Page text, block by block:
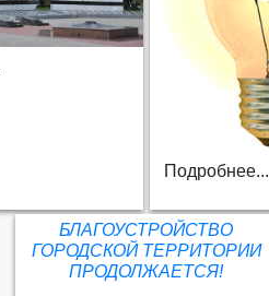
Подробнее...
БЛАГОУСТРОЙСТВО
ГОРОДСКОЙ ТЕРРИТОРИИ
ПРОДОЛЖАЕТСЯ!